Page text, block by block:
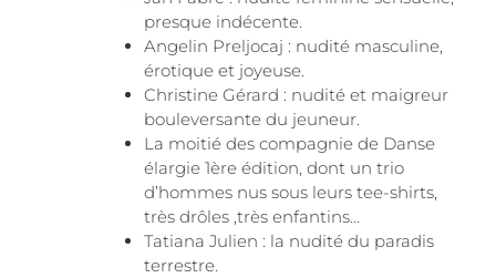
presque indécente.
Angelin Preljocaj : nudité masculine,
érotique et joyeuse.
Christine Gérard : nudité et maigreur
bouleversante du jeuneur.
La moitié des compagnie de Danse
élargie 1ère édition, dont un trio
d’hommes nus sous leurs tee-shirts,
très drôles ,très enfantins…
Tatiana Julien : la nudité du paradis
terrestre.